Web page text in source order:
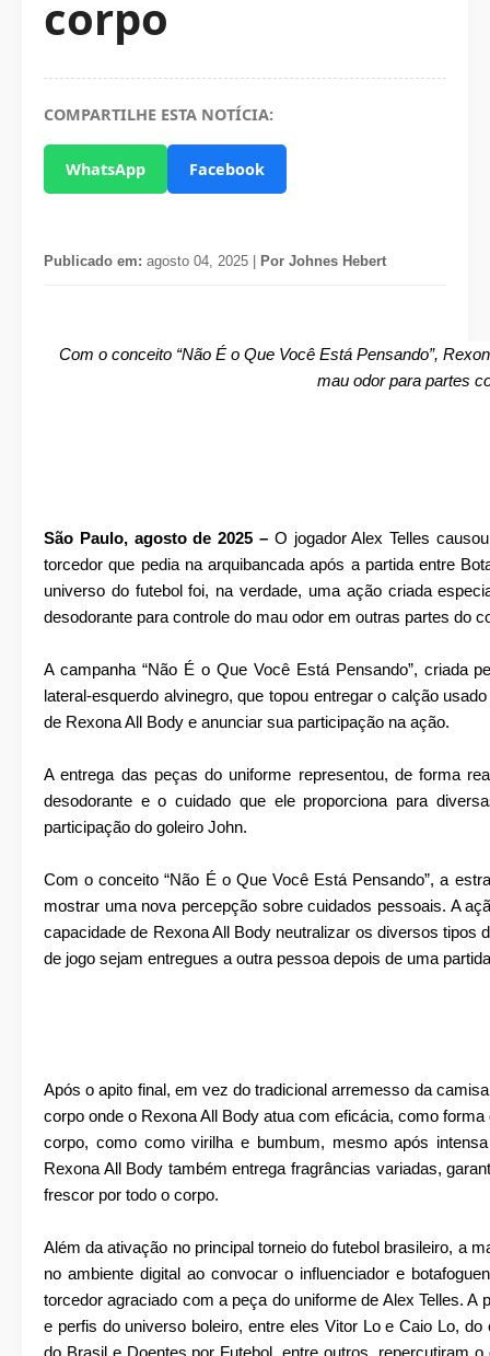
corpo
COMPARTILHE ESTA NOTÍCIA:
WhatsApp Facebook
Publicado em: agosto 04, 2025 | Por Johnes Hebert
Com o conceito “Não É o Que Você Está Pensando”,
mau odor para partes
São Paulo, agosto de 2025 – O jogador Alex Telles
torcedor que pedia na arquibancada após a partida entre
universo do futebol foi, na verdade, uma ação criada
desodorante para controle do mau odor em outras partes do
A campanha “Não É o Que Você Está Pensando”, criada
lateral-esquerdo alvinegro, que topou entregar o calção
de Rexona All Body e anunciar sua participação na ação.
A entrega das peças do uniforme representou, de forma
desodorante e o cuidado que ele proporciona para
participação do goleiro John.
Com o conceito “Não É o Que Você Está Pensando”, a
mostrar uma nova percepção sobre cuidados pessoais. A
capacidade de Rexona All Body neutralizar os diversos
de jogo sejam entregues a outra pessoa depois de uma
Após o apito final, em vez do tradicional arremesso da
corpo onde o Rexona All Body atua com eficácia, como
corpo, como como virilha e bumbum, mesmo após
Rexona All Body também entrega fragrâncias variadas,
frescor por todo o corpo.
Além da ativação no principal torneio do futebol brasileiro, a
no ambiente digital ao convocar o influenciador e
torcedor agraciado com a peça do uniforme de Alex Telles.
e perfis do universo boleiro, entre eles Vitor Lo e Caio Lo,